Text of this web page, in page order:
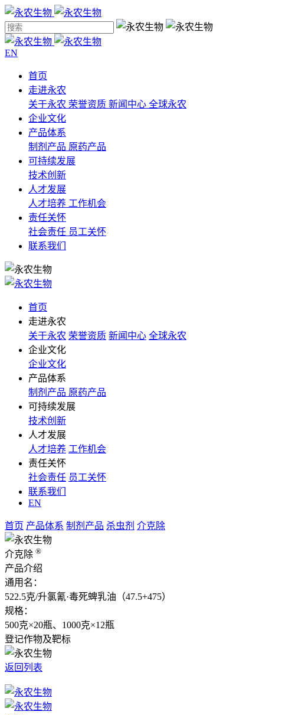
EN
首页
走进永农
关于永农 荣誉资质 新闻中心 全球永农
企业文化
产品体系
制剂产品 原药产品
可持续发展
技术创新
人才发展
人才培养 工作机会
责任关怀
社会责任 员工关怀
联系我们
首页
走进永农
关于永农 荣誉资质 新闻中心 全球永农
企业文化
企业文化
产品体系
制剂产品 原药产品
可持续发展
技术创新
人才发展
人才培养 工作机会
责任关怀
社会责任 员工关怀
联系我们
EN
首页 产品体系 制剂产品 杀虫剂 介克除
介克除 ®
产品介绍
通用名：
522.5克/升氯氰·毒死蜱乳油（47.5+475）
规格：
500克×20瓶、1000克×12瓶
登记作物及靶标
返回列表